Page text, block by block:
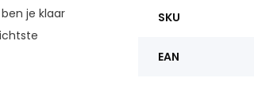
je klaar
SKU
EAN